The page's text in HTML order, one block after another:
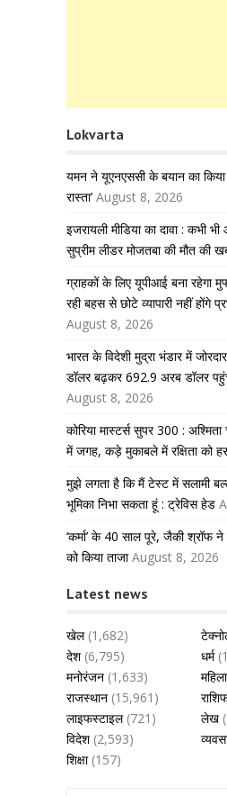
Lokvarta
यमन ने यूएनएससी के बयान का किया
रास्ता’ August 8, 2026
इजरायली मीडिया का दावा : कभी
सुप्रीम लीडर मोजतबा की मौत की
ग्राहकों के लिए यूपीआई बना रहेगा
रही बहस से छोटे व्यापारी नहीं होंगे
August 8, 2026
भारत के विदेशी मुद्रा भंडार में
डॉलर बढ़कर 692.9 अरब डॉलर
August 8, 2026
कोरिया मास्टर्स सुपर 300 :
में जगह, कड़े मुकाबले में रक्षिता को
मुझे लगता है कि मैं टेस्ट में सलामी
भूमिका निभा सकता हूं : ट्रेविस हेड
‘कर्मा’ के 40 साल पूरे, जैकी श्रॉफ ने
को किया ताजा August 8, 2026
Latest news
खेल(1,682)
देश(6,795) धर्म
मनोरंजन (1,633)
राजस्थान (15,961)
लाइफस्टाइल(721) लेख
विदेश(2,593)
शिक्षा(157)